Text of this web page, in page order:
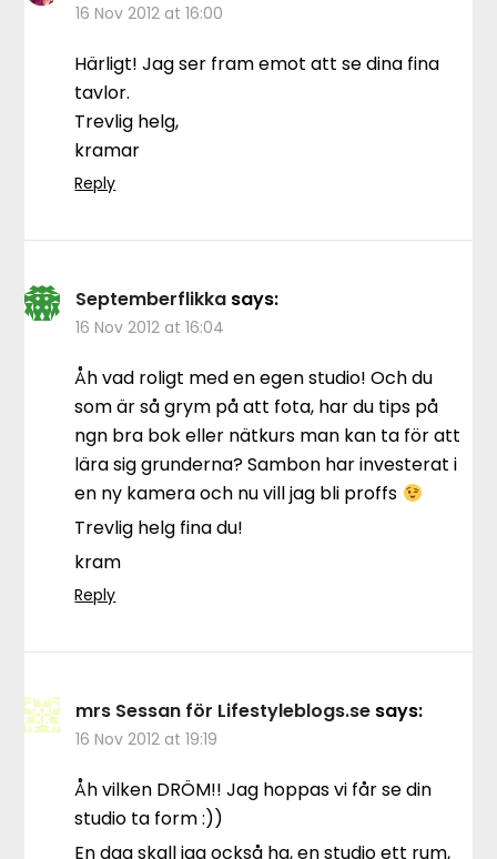
16 Nov 2012 at 16:00
Härligt! Jag ser fram emot att se dina fina
tavlor.
Trevlig helg,
kramar
Reply
Septemberflikka says:
16 Nov 2012 at 16:04
Åh vad roligt med en egen studio! Och du
som är så grym på att fota, har du tips på
ngn bra bok eller nätkurs man kan ta för att
lära sig grunderna? Sambon har investerat i
en ny kamera och nu vill jag bli proffs
Trevlig helg fina du!
kram
Reply
mrs Sessan för Lifestyleblogs.se says:
16 Nov 2012 at 19:19
Åh vilken DRÖM!! Jag hoppas vi får se din
studio ta form :))
En dag skall jag också ha, en studio ett rum,